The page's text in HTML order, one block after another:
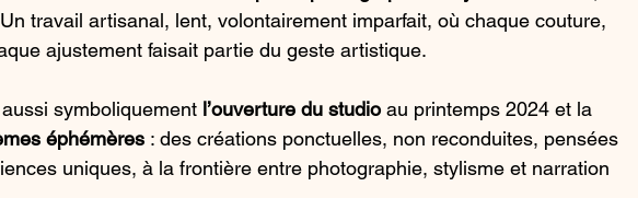
travail artisanal, lent, volontairement imparfait, où chaque couture,
ajustement faisait partie du geste artistique.
symboliquement l’ouverture du studio au printemps 2024 et la
éphémères : des créations ponctuelles, non reconduites, pensées
uniques, à la frontière entre photographie, stylisme et narration